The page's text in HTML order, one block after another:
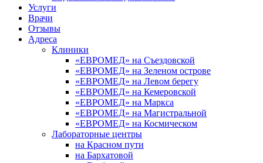
Услуги
Врачи
Отзывы
Адреса
Клиники
«ЕВРОМЕД» на Съездовской
«ЕВРОМЕД» на Зеленом острове
«ЕВРОМЕД» на Левом берегу
«ЕВРОМЕД» на Кемеровской
«ЕВРОМЕД» на Маркса
«ЕВРОМЕД» на Магистральной
«ЕВРОМЕД» на Космическом
Лабораторные центры
на Красном пути
на Бархатовой